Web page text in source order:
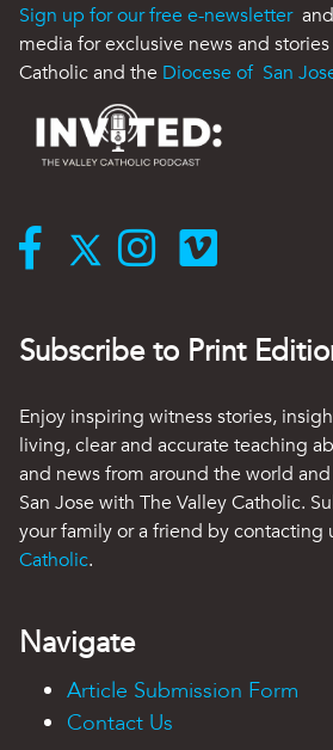
Sign up for our free e-newsletter
media for exclusive news and
Catholic and the Diocese of San
Subscribe to Print
Enjoy inspiring witness stories,
living, clear and accurate teaching
and news from around the world
San Jose with The Valley Catholic.
your family or a friend by contacting
Catholic.
Navigate
Article Submission Form
Contact Us